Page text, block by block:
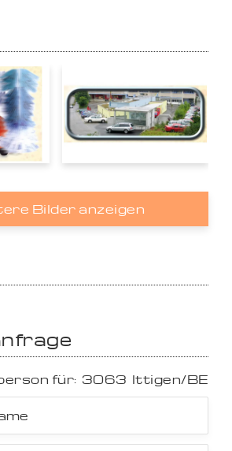
Bilder anzeigen
für: 3063 Ittigen/BE